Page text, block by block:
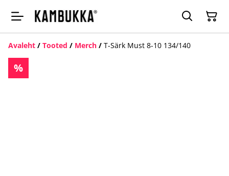
Avaleht / Tooted / Merch / T-Särk Must 8-10 134/140
%